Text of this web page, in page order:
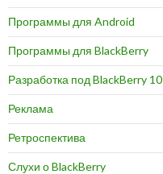
Программы для Android
Программы для BlackBerry
Разработка под BlackBerry 10
Реклама
Ретроспектива
Слухи о BlackBerry